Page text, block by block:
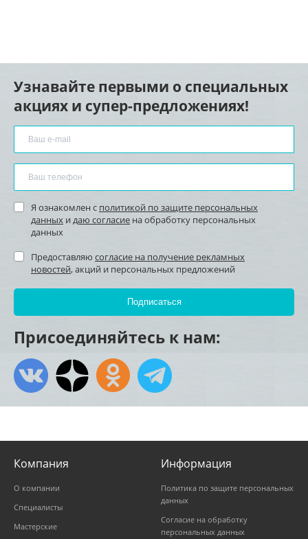
Узнавайте первыми о специальных
акциях и супер-предложениях!
Я ознакомлен с политикой по защите персональных
данных и даю согласие на обработку персональных
данных
Предоставляю согласие на получение рекламных
новостей, акций и персональных предложений
Присоединяйтесь к нам:
Компания
О компании
Специалисты
Мастерские
Информация
Политика по защите персональных
данных
Согласие на обработку
персональных данных